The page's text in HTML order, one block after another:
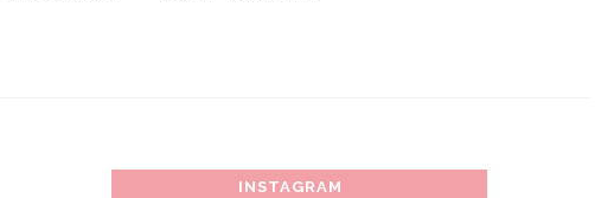
INSTAGRAM